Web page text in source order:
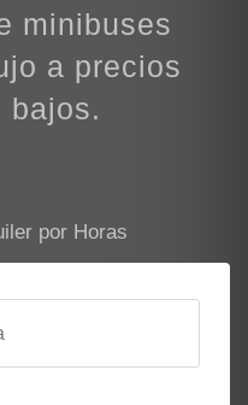
minibuses
a precios
bajos.
por Horas